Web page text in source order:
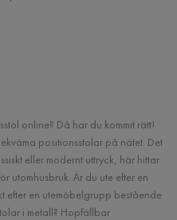
online? Då har du kommit rätt!
positionsstolar på nätet. Det
eller modernt uttryck, här hittar
utomhusbruk. Är du ute efter en
efter en utemöbelgrupp bestående
i metall? Hopfällbar